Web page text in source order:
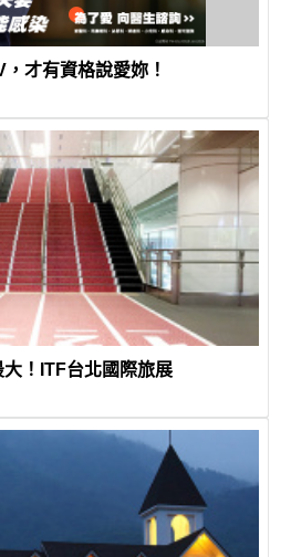
才有資格說愛妳！
大！ITF台北國際旅展